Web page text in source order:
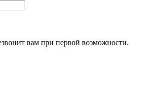
вам при первой возможности.